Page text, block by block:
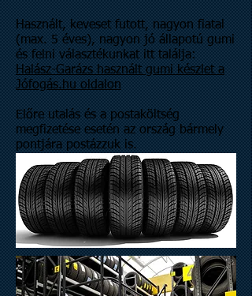
Használt, keveset futott, nagyon fiatal
(max. 5 éves), nagyon jó állapotú gumi
és felni választékunkat itt találja:
Halász-Garázs használt gumi készlet a
Jófogás.hu oldalon
Előre utalás és a postaköltség
megfizetése esetén az ország bármely
pontjára postázzuk is.